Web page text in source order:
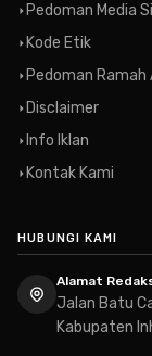
Pedoman Media
Kode Etik
Pedoman Ramah
Disclaimer
Info Iklan
Kontak Kami
HUBUNGI KAMI
Alamat
Jalan Batu
Kabupaten